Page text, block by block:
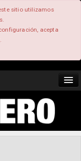
sitio utilizamos
acepta
.